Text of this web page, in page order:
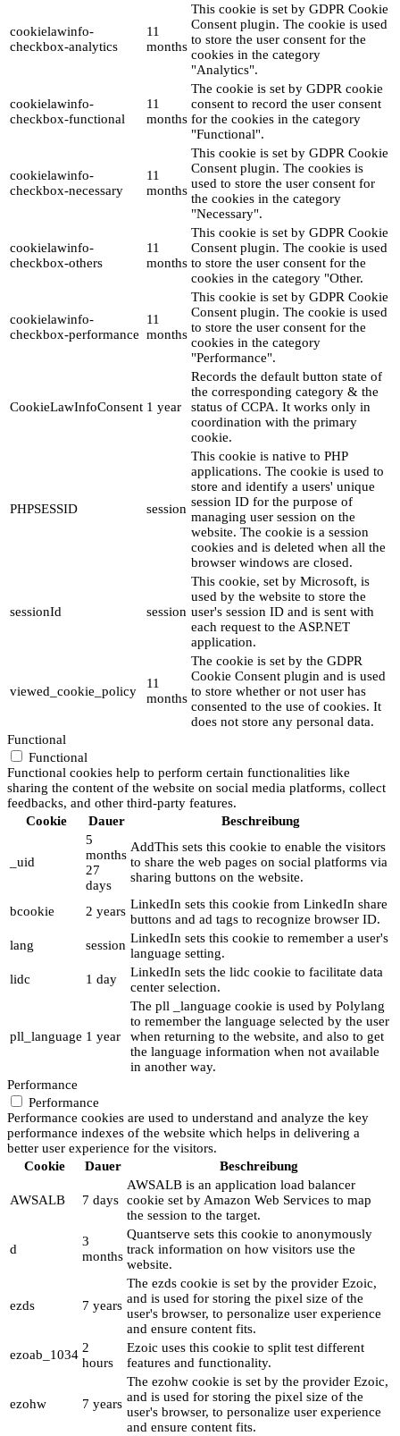
cookielawinfo-
checkbox-analytics
11
months
This cookie is set by GDPR Cookie
Consent plugin. The cookie is used
to store the user consent for the
cookies in the category
"Analytics".
cookielawinfo-
checkbox-functional
11
months
The cookie is set by GDPR cookie
consent to record the user consent
for the cookies in the category
"Functional".
cookielawinfo-
checkbox-necessary
11
months
This cookie is set by GDPR Cookie
Consent plugin. The cookies is
used to store the user consent for
the cookies in the category
"Necessary".
cookielawinfo-
checkbox-others
11
months
This cookie is set by GDPR Cookie
Consent plugin. The cookie is used
to store the user consent for the
cookies in the category "Other.
cookielawinfo-
checkbox-performance
11
months
This cookie is set by GDPR Cookie
Consent plugin. The cookie is used
to store the user consent for the
cookies in the category
"Performance".
CookieLawInfoConsent 1 year
Records the default button state of
the corresponding category & the
status of CCPA. It works only in
coordination with the primary
cookie.
PHPSESSID session
This cookie is native to PHP
applications. The cookie is used to
store and identify a users' unique
session ID for the purpose of
managing user session on the
website. The cookie is a session
cookies and is deleted when all the
browser windows are closed.
sessionId session
This cookie, set by Microsoft, is
used by the website to store the
user's session ID and is sent with
each request to the ASP.NET
application.
viewed_cookie_policy
11
months
The cookie is set by the GDPR
Cookie Consent plugin and is used
to store whether or not user has
consented to the use of cookies. It
does not store any personal data.
Functional
Functional
Functional cookies help to perform certain functionalities like
sharing the content of the website on social media platforms, collect
feedbacks, and other third-party features.
Cookie
Dauer Beschreibung
_uid
5
months
27
days
AddThis sets this cookie to enable the visitors
to share the web pages on social platforms via
sharing buttons on the website.
bcookie 2 years LinkedIn sets this cookie from LinkedIn share
buttons and ad tags to recognize browser ID.
lang
session LinkedIn sets this cookie to remember a user's
language setting.
lidc
1 day
LinkedIn sets the lidc cookie to facilitate data
center selection.
pll_language 1 year
The pll _language cookie is used by Polylang
to remember the language selected by the user
when returning to the website, and also to get
the language information when not available
in another way.
Performance
Performance
Performance cookies are used to understand and analyze the key
performance indexes of the website which helps in delivering a
better user experience for the visitors.
Cookie
Dauer Beschreibung
AWSALB 7 days
AWSALB is an application load balancer
cookie set by Amazon Web Services to map
the session to the target.
d
3
months
Quantserve sets this cookie to anonymously
track information on how visitors use the
website.
ezds 7 years
The ezds cookie is set by the provider Ezoic,
and is used for storing the pixel size of the
user's browser, to personalize user experience
and ensure content fits.
ezoab_1034 2
hours
Ezoic uses this cookie to split test different
features and functionality.
ezohw 7 years
The ezohw cookie is set by the provider Ezoic,
and is used for storing the pixel size of the
user's browser, to personalize user experience
and ensure content fits.